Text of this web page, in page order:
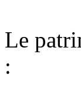
Le
: